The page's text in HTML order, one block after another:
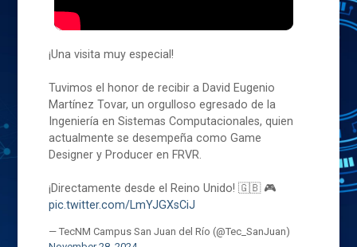
¡Una visita muy especial!
Tuvimos el honor de recibir a David Eugenio
Martínez Tovar, un orgulloso egresado de la
Ingeniería en Sistemas Computacionales, quien
actualmente se desempeña como Game
Designer y Producer en FRVR.
¡Directamente desde el Reino Unido! 🇬🇧 🎮
pic.twitter.com/LmYJGXsCiJ
— TecNM Campus San Juan del Río (@Tec_SanJuan)